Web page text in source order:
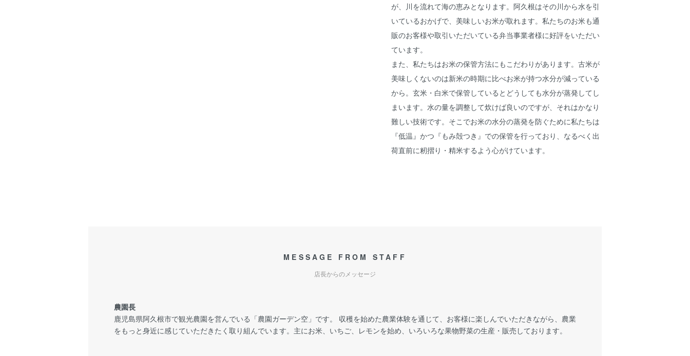
が、川を流れて海の恵みとなります。阿久根はその川から水を引
いているおかげで、美味しいお米が取れます。私たちのお米も通
販のお客様や取引いただいている弁当事業者様に好評をいただい
ています。
また、私たちはお米の保管方法にもこだわりがあります。古米が
美味しくないのは新米の時期に比べお米が持つ水分が減っている
から。玄米・白米で保管しているとどうしても水分が蒸発してし
まいます。水の量を調整して炊けば良いのですが、それはかなり
難しい技術です。そこでお米の水分の蒸発を防ぐために私たちは
『低温』かつ『もみ殻つき』での保管を行っており、なるべく出
荷直前に籾摺り・精米するよう心がけています。
MESSAGE FROM STAFF
店長からのメッセージ
農園長
鹿児島県阿久根市で観光農園を営んでいる「農園ガーデン空」です。 収穫を始めた農業体験を通じて、お客様に楽しんでいただきながら、農業
をもっと身近に感じていただきたく取り組んでいます。主にお米、いちご、レモンを始め、いろいろな果物野菜の生産・販売しております。